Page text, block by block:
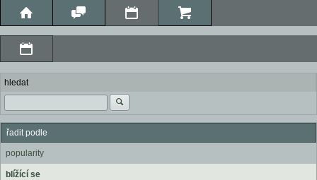
hledat
řadit podle
popularity
blížící se